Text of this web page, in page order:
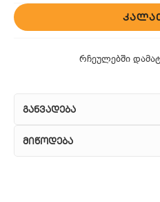
რჩეულებში
განვადება
მიწოდება